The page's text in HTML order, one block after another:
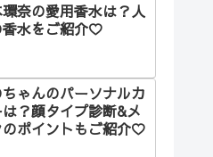
奈の愛用香水は？人
香水をご紹介♡
ちゃんのパーソナルカ
は？顔タイプ診断&メ
のポイントもご紹介♡